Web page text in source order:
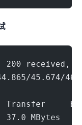
试
received,
45.674/
37.0 MBytes